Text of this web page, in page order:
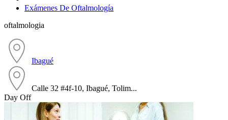
Exámenes De Oftalmología
oftalmologia
Ibagué
Calle 32 #4f-10, Ibagué, Tolim...
Day Off